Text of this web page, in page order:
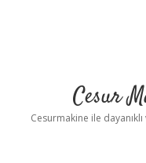
Cesur
Cesurmakine ile